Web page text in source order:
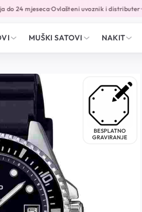
24 mjeseca•Ovlašteni uvoznik i distributer•
MUŠKI SATOVI NAKIT
BESPLATNO
GRAVIRANJE